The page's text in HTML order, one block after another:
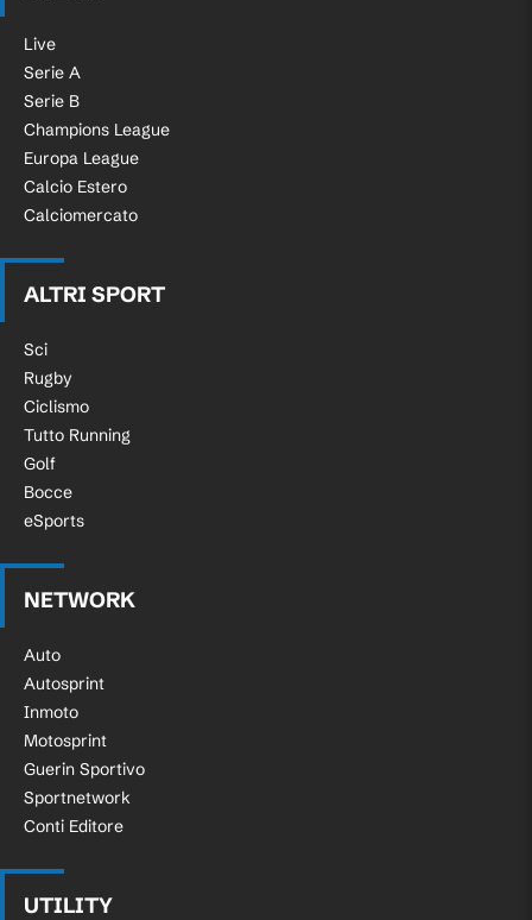
Live
Serie A
Serie B
Champions League
Europa League
Calcio Estero
Calciomercato
ALTRI SPORT
Sci
Rugby
Ciclismo
Tutto Running
Golf
Bocce
eSports
NETWORK
Auto
Autosprint
Inmoto
Motosprint
Guerin Sportivo
Sportnetwork
Conti Editore
UTILITY